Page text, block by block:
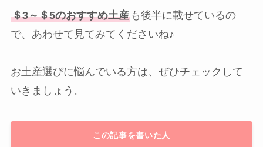
＄3～＄5のおすすめ土産も後半に載せているの
で、あわせて見てみてくださいね♪
お土産選びに悩んでいる方は、ぜひチェックして
いきましょう。
この記事を書いた人